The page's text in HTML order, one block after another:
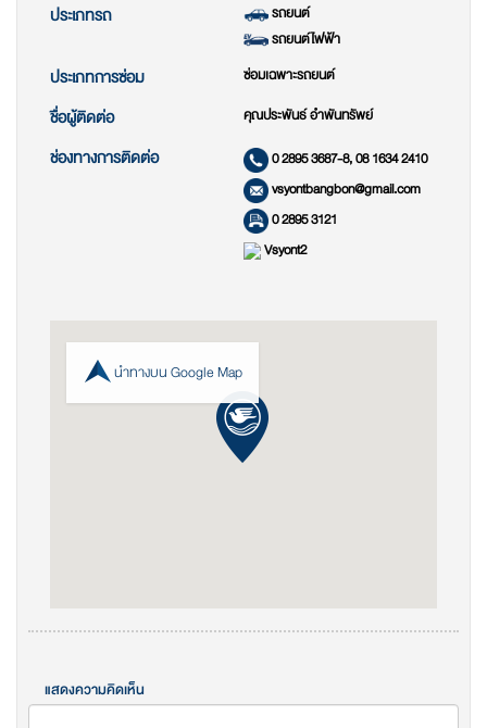
ประเภทรถ
รถยนต์
รถยนต์ไฟฟ้า
ประเภทการซ่อม ซ่อมเฉพาะรถยนต์
ชื่อผู้ติดต่อ คุณประพันธ์ อำพันทรัพย์
ช่องทางการติดต่อ
0 2895 3687-8, 08 1634 2410
vsyontbangbon@gmail.com
0 2895 3121
Vsyont2
นำทางบน Google Map
แสดงความคิดเห็น